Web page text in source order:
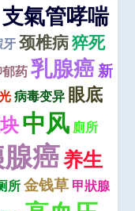
支氣管哮喘
牙 颈椎病猝死
药 乳腺癌新
病毒变异 眼底
中风 廁所
癌养生
所 金钱草 甲狀腺